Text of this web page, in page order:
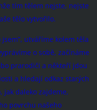
tím tělem nejste, nejste
tělo vytvořilo.
utváříme kolem těla
o sobě, začínáme
prarodiči a někteří jdou
a hledají odkaz starých
jak daleko zajdeme,
povrchu našeho